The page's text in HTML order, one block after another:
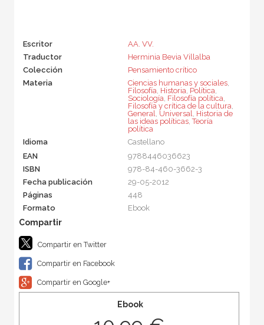
Escritor
AA. VV.
Traductor
Herminia Bevia Villalba
Colección
Pensamiento crítico
Materia
Ciencias humanas y sociales,
Filosofía, Historia, Política,
Sociología, Filosofía política,
Filosofía y crítica de la cultura,
General, Universal, Historia de
las ideas políticas,Teoría
política
Idioma
Castellano
EAN
9788446036623
ISBN
978-84-460-3662-3
Fecha publicación
29-05-2012
Páginas
448
Formato
Ebook
Compartir en Twitter
Compartir en Facebook
Compartir en Google+
Ebook